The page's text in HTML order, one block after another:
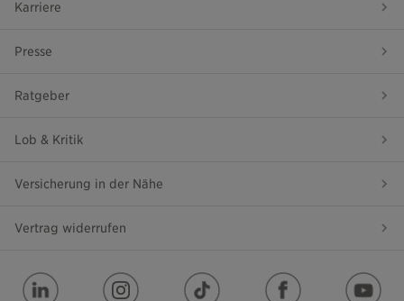
Karriere
Presse
Ratgeber
Lob & Kritik
Versicherung in der Nähe
Vertrag widerrufen